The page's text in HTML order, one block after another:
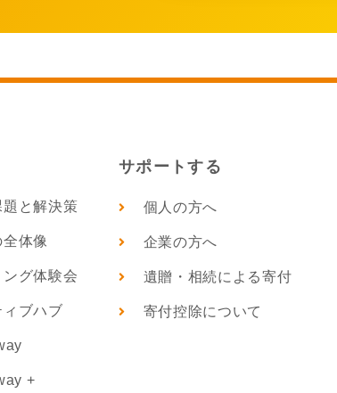
と解決策
体像
グ体験会
ィブハブ
+
サポートする
個人の方へ
企業の方へ
遺贈・相続による寄付
寄付控除について